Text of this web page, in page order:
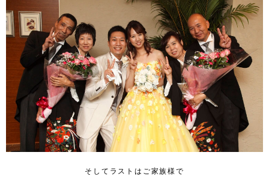
そしてラストはご家族様で